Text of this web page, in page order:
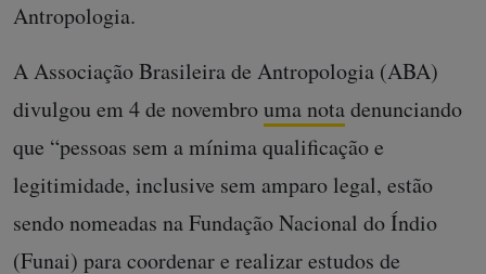
Antropologia.
A Associação Brasileira de Antropologia (ABA)
divulgou em 4 de novembrouma notadenunciando
que “pessoas sem a mínima qualificação e
legitimidade, inclusive sem amparo legal, estão
sendo nomeadas na Fundação Nacional do Índio
(Funai) para coordenar e realizar estudos de